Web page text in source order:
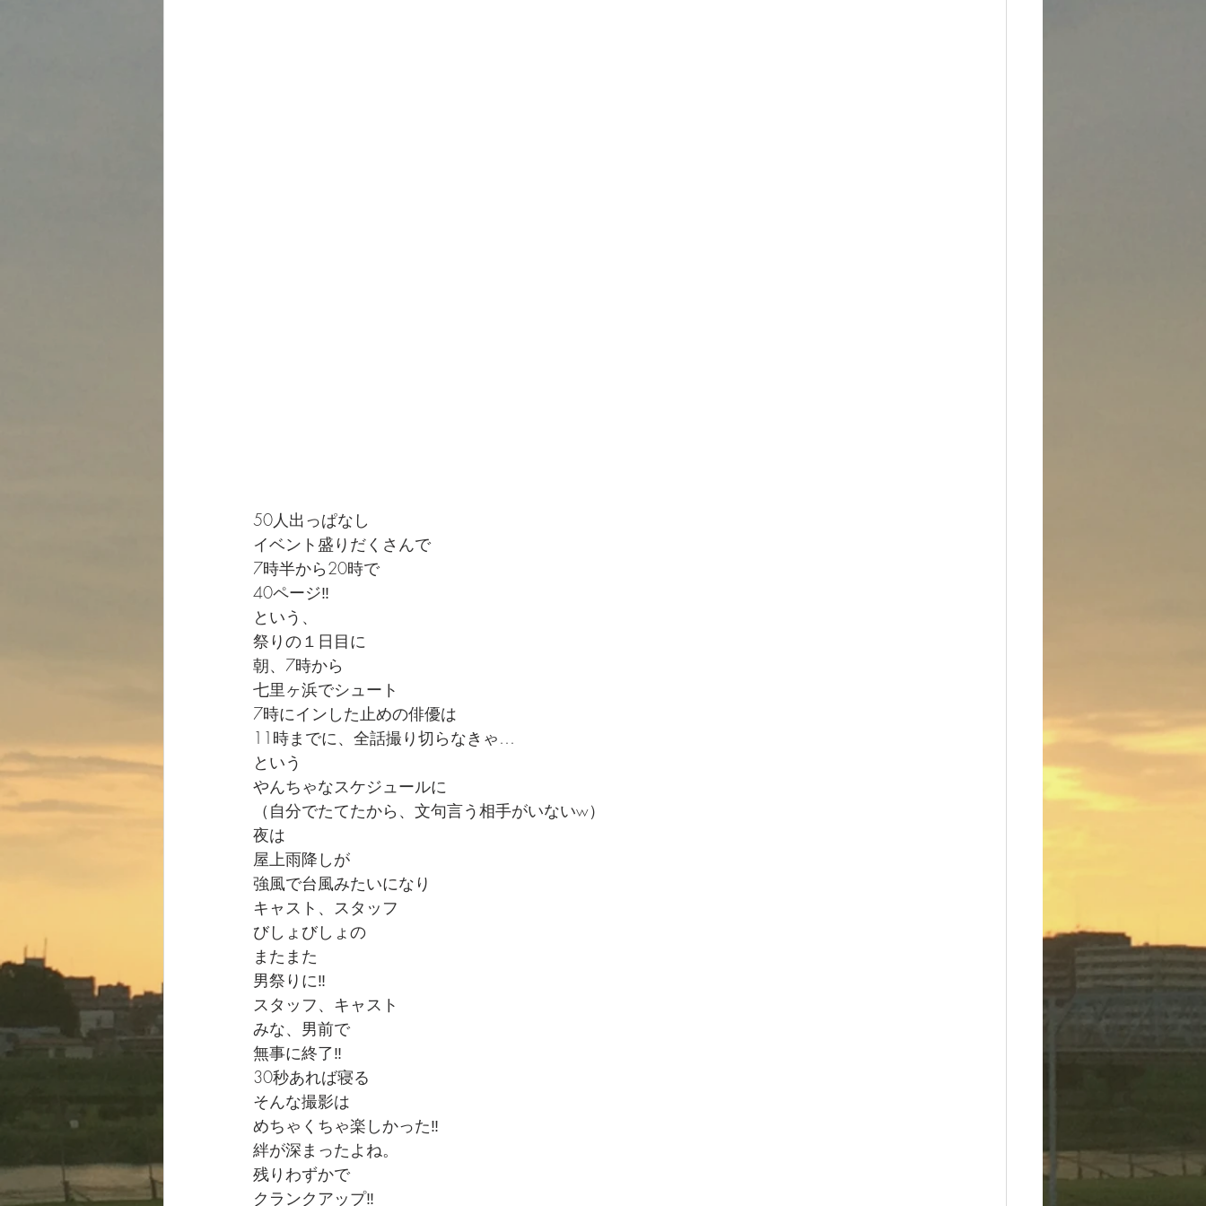
50人出っぱなし
イベント盛りだくさんで
7時半から20時で
40ページ‼️
という、
祭りの１日目に
朝、7時から
七里ヶ浜でシュート
7時にインした止めの俳優は
11時までに、全話撮り切らなきゃ…
という
やんちゃなスケジュールに
（自分でたてたから、文句言う相手がいないw）
夜は
屋上雨降しが
強風で台風みたいになり
キャスト、スタッフ
びしょびしょの
またまた
男祭りに‼️
スタッフ、キャスト
みな、男前で
無事に終了‼️
30秒あれば寝る
そんな撮影は
めちゃくちゃ楽しかった‼️
絆が深まったよね。
残りわずかで
クランクアップ‼️